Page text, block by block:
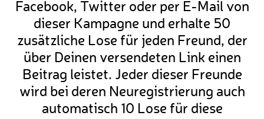
Facebook, Twitter oder per E-Mail von
dieser Kampagne und erhalte 50
zusätzliche Lose für jeden Freund, der
über Deinen versendeten Link einen
Beitrag leistet. Jeder dieser Freunde
wird bei deren Neuregistrierung auch
automatisch 10 Lose für diese